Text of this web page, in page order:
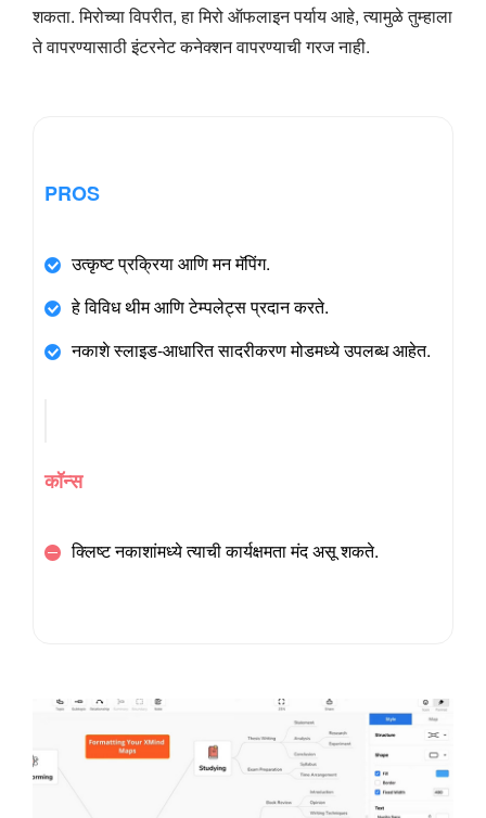
शकता. मिरोच्या विपरीत, हा मिरो ऑफलाइन पर्याय आहे, त्यामुळे तुम्हाला
ते वापरण्यासाठी इंटरनेट कनेक्शन वापरण्याची गरज नाही.
PROS
उत्कृष्ट प्रक्रिया आणि मन मॅपिंग.
हे विविध थीम आणि टेम्पलेट्स प्रदान करते.
नकाशे स्लाइड-आधारित सादरीकरण मोडमध्ये उपलब्ध आहेत.
कॉन्स
क्लिष्ट नकाशांमध्ये त्याची कार्यक्षमता मंद असू शकते.